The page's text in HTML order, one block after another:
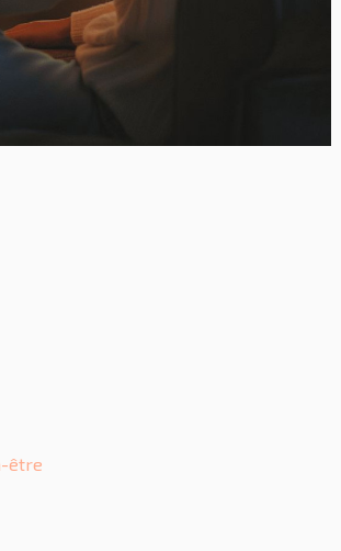
être